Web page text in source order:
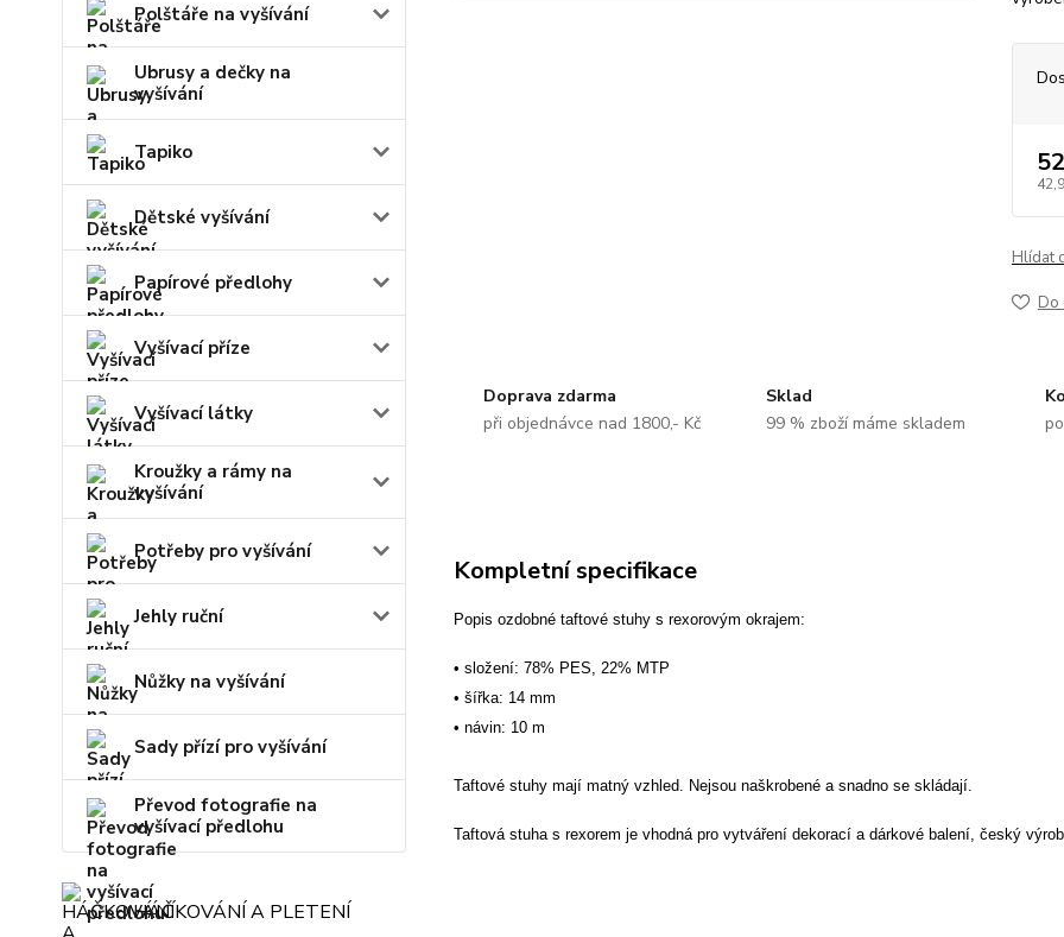
Polštáře na vyšívání
Ubrusy a dečky na
vyšívání
Tapiko
Dětské vyšívání
Papírové předlohy
Vyšívací příze
Vyšívací látky
Kroužky a rámy na
vyšívání
Potřeby pro vyšívání
Jehly ruční
Nůžky na vyšívání
Sady přízí pro vyšívání
Převod fotografie na
vyšívací předlohu
HÁČKOVÁNÍ A PLETENÍ
Hlídat
Do
Doprava zdarma
při objednávce nad 1800,- Kč
Sklad
99 % zboží máme skladem
Kompletní specifikace
Popis ozdobné taftové stuhy s rexorovým okrajem:
• složení: 78% PES, 22% MTP
• šířka: 14 mm
• návin: 10 m
Taftové stuhy mají matný vzhled. Nejsou naškrobené a snadno se skládají.
Taftová stuha s rexorem je vhodná pro vytváření dekorací a dárkové balení, český